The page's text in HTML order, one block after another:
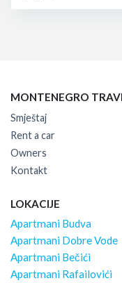
MONTENEGRO
Smještaj
Rent a car
Owners
Kontakt
LOKACIJE
Apartmani Budva
Apartmani Dobre Vode
Apartmani Bečići
Apartmani Rafailovići